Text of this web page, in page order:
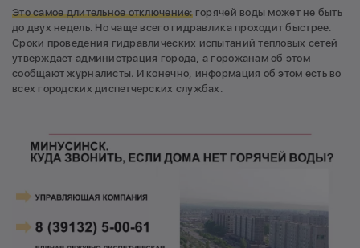
Это самое длительное отключение:горячей воды может не быть
до двух недель. Но чаще всего гидравлика проходит быстрее.
Сроки проведения гидравлических испытаний тепловых сетей
утверждает администрация города, а горожанам об этом
сообщают журналисты. И конечно, информация об этом есть во
всех городских диспетчерских службах.